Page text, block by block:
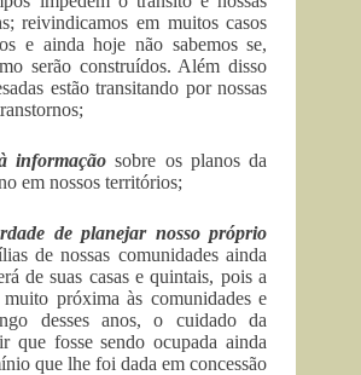
reivindicamos em muitos casos
e ainda hoje não sabemos se,
serão construídos. Além disso
estão transitando por nossas
informação sobre os planos da
em nossos territórios;
de planejar nosso próprio
de nossas comunidades ainda
de suas casas e quintais, pois a
próxima às comunidades e
desses anos, o cuidado da
que fosse sendo ocupada ainda
que lhe foi dada em concessão